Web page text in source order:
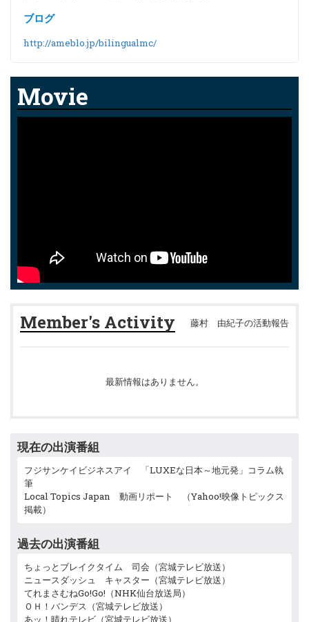
ブログ
http://ameblo.jp/bilingualmc/
Movie
Member's Activity 藤村 由紀子の活動報告
最新情報はありません。
現在の出演番組
フジサンケイビジネスアイ 「LUXEな日本～地元発」コラム執
筆
Local Topics Japan 動画リポート （Yahoo!映像トピックス
掲載）
過去の出演番組
ちょっとブレイクタイム 司会（宮城テレビ放送）
ニュースダッシュ キャスター（宮城テレビ放送）
てれまさむねGo!Go!（NHK仙台放送局）
ＯＨ！バンデス（宮城テレビ放送）
あッ！晴れテレビ（宮城テレビ放送）